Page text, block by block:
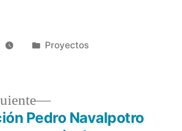
Proyectos
Pedro Navalpotro